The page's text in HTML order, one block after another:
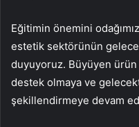
Eğitimin önemini
estetik sektörünün
duyuyoruz. Büyüyen
destek olmaya ve
şekillendirmeye devam